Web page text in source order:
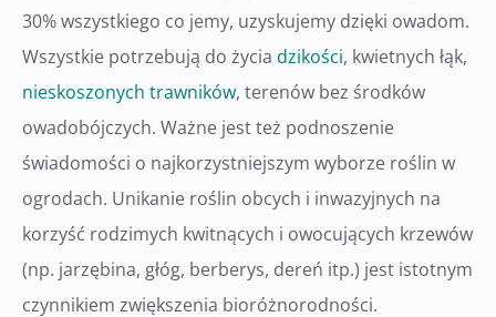
30% wszystkiego co jemy, uzyskujemy dzięki owadom.
Wszystkie potrzebują do życia dzikości, kwietnych łąk,
nieskoszonych trawników, terenów bez środków
owadobójczych. Ważne jest też podnoszenie
świadomości o najkorzystniejszym wyborze roślin w
ogrodach. Unikanie roślin obcych i inwazyjnych na
korzyść rodzimych kwitnących i owocujących krzewów
(np. jarzębina, głóg, berberys, dereń itp.) jest istotnym
czynnikiem zwiększenia bioróżnorodności.